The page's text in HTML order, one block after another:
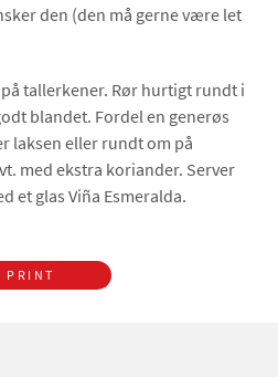
den (den må gerne være let
tallerkener. Rør hurtigt rundt i
blandet. Fordel en generøs
laksen eller rundt om på
med ekstra koriander. Server
et glas Viña Esmeralda.
PRINT